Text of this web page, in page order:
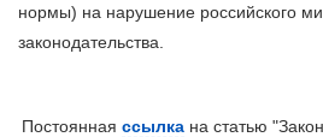
нормы) на нарушение российского
законодательства.
Постоянная ссылкана статью